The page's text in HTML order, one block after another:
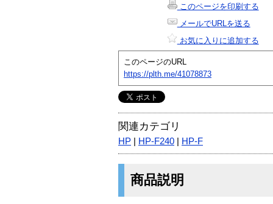
このページを印刷する
メールでURLを送る
お気に入りに追加する
このページのURL
https://plth.me/41078873
関連カテゴリ
HP HP-F240 HP-F
商品説明